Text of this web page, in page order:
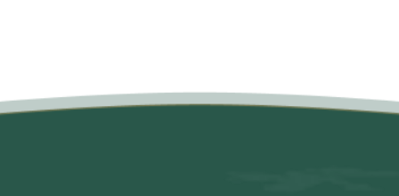
متن سربرگ خود را وارد کنید